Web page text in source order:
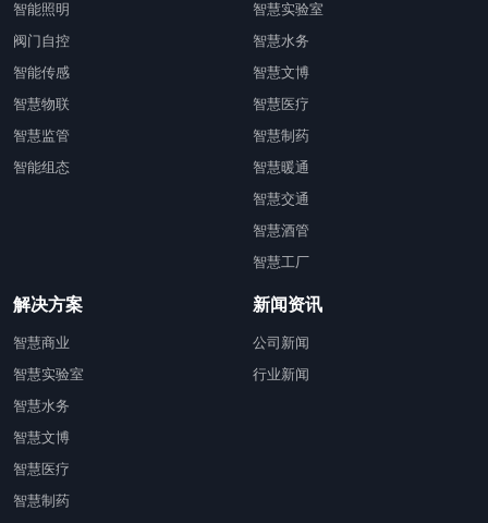
智能照明
阀门自控
智能传感
智慧物联
智慧监管
智能组态
智慧实验室
智慧水务
智慧文博
智慧医疗
智慧制药
智慧暖通
智慧交通
智慧酒管
智慧工厂
解决方案
智慧商业
智慧实验室
智慧水务
智慧文博
智慧医疗
智慧制药
新闻资讯
公司新闻
行业新闻